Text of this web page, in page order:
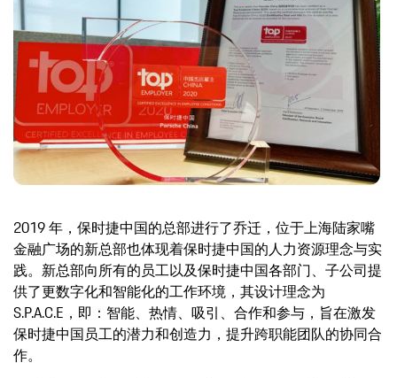
2019 年，保时捷中国的总部进行了乔迁，位于上海陆家嘴
金融广场的新总部也体现着保时捷中国的人力资源理念与实
践。新总部向所有的员工以及保时捷中国各部门、子公司提
供了更数字化和智能化的工作环境，其设计理念为
S.P.A.C.E，即：智能、热情、吸引、合作和参与，旨在激发
保时捷中国员工的潜力和创造力，提升跨职能团队的协同合
作。